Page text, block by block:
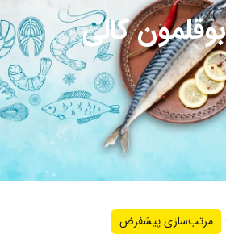
کالی
مرتب‌سازی پیشفرض